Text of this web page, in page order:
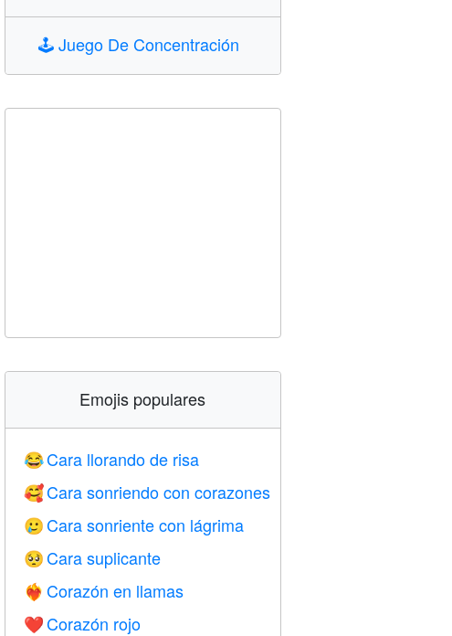
🕹️Juego De Concentración
Emojis populares
😂Cara llorando de risa
🥰Cara sonriendo con corazones
🥲 Cara sonriente con lágrima
🥺 Cara suplicante
❤️‍🔥 Corazón en llamas
❤️ Corazón rojo